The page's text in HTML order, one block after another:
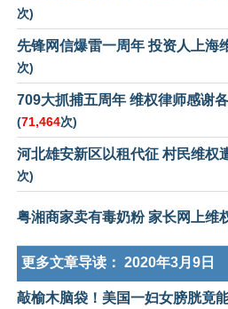
次)
先锋网信爆雷一周年 投资人上海
次)
709大抓捕五周年 维权律师感谢
(71,464次)
河北雄安新区以租代征 村民维权
次)
粤湘商家卖有毒奶粉 家长网上维
更多文章导读： 2020年3月9日
敲榆木脑袋！美国一妇女膀胱竟